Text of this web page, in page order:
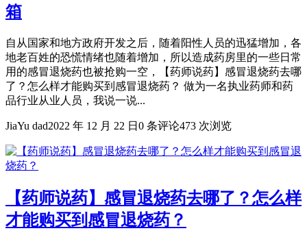
箱
自从国家和地方政府开发之后，随着阳性人员的迅猛增加，各
地老百姓的恐慌情绪也随着增加，所以造成药房里的一些日常
用的感冒退烧药也被抢购一空，【药师说药】感冒退烧药去哪
了？怎么样才能购买到感冒退烧药？ 做为一名执业药师和药
品行业从业人员，我说一说...
JiaYu dad2022 年 12 月 22 日 0 条评论473 次浏览
【药师说药】感冒退烧药去哪了？怎么样
才能购买到感冒退烧药？